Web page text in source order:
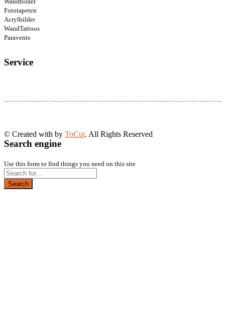
Fototapeten
Acrylbilder
WandTattoos
Paravents
Service
© Created with by ToCut. All Rights Reserved
Search engine
Use this form to find things you need on this site
Search